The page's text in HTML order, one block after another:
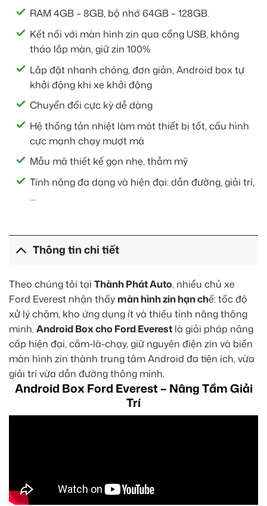
RAM 4GB – 8GB, bộ nhớ 64GB – 128GB.
Kết nối với màn hình zin qua cổng USB, không
tháo lắp màn, giữ zin 100%
Lắp đặt nhanh chóng, đơn giản, Android box tự
khởi động khi xe khởi động
Chuyển đổi cực kỳ dễ dàng
Hệ thống tản nhiệt làm mát thiết bị tốt, cấu hình
cực mạnh chạy mượt mà
Mẫu mã thiết kế gọn nhẹ, thẫm mỹ
Tính năng đa dạng và hiện đại: dẫn đường, giải trí,
…
Thông tin chi tiết
Theo chúng tôi tại Thành Phát Auto, nhiều chủ xe
Ford Everest nhận thấy màn hình zin hạn chế: tốc độ
xử lý chậm, kho ứng dụng ít và thiếu tính năng thông
minh.Android Box cho Ford Everest là giải pháp nâng
cấp hiện đại, cắm-là-chạy, giữ nguyên điện zin và biến
màn hình zin thành trung tâm Android đa tiện ích, vừa
giải trí vừa dẫn đường thông minh.
Android Box Ford Everest – Nâng Tầm Giải
Trí